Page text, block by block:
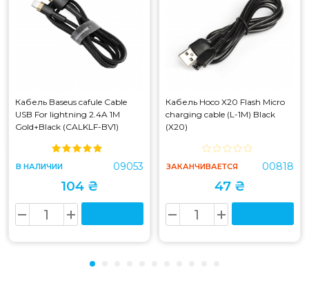
Кабель Baseus cafule Cable
USB For lightning 2.4A 1M
Gold+Black (CALKLF-BV1)
В НАЛИЧИИ 09053
104 ₴
Кабель Hoco X20 Flash Micro
charging cable (L-1M) Black
(X20)
ЗАКАНЧИВАЕТСЯ 00818
47 ₴